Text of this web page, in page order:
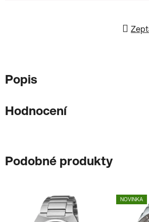
Popis
Hodnocení
Podobné produkty
NOVINKA